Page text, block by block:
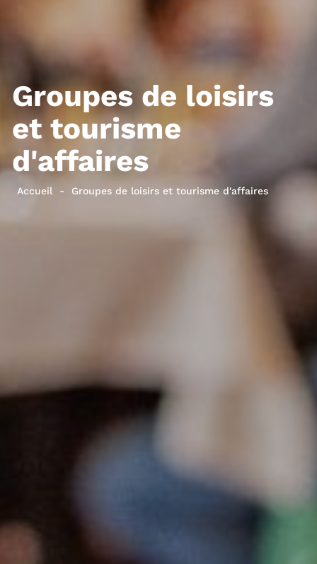
Groupes de loisirs
et tourisme
d'affaires
Accueil Groupes de loisirs et tourisme d'affaires